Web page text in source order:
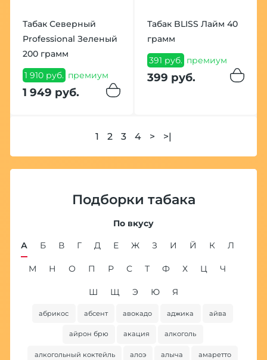
Табак Северный
Professional Зеленый
200 грамм
1 910 руб. премиум
1 949 руб.
Табак BLISS Лайм 40
грамм
391 руб. премиум
399 руб.
1 2 3 4 > >|
Подборки табака
По вкусу
А Б В Г Д Е Ж З И Й К Л
М Н О П Р С Т Ф Х Ц Ч
Ш Щ Э Ю Я
абрикос абсент авокадо аджика айва
айрон брю акация алкоголь
алкогольный коктейль алоэ алыча амаретто